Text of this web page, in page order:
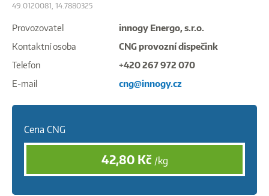
49.0120081, 14.7880325
Provozovatel
innogy Energo, s.r.o.
Kontaktní osoba
CNG provozní dispečink
Telefon
+420 267 972 070
E-mail
cng@innogy.cz
Cena CNG
42,80 Kč /kg